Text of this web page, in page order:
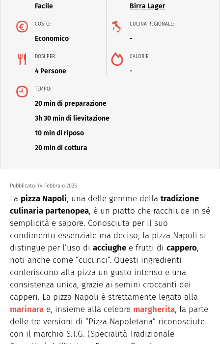
Facile Birra Lager
COSTO:
Economico
CUCINA REGIONALE:
-
DOSI PER:
4 Persone
CALORIE:
-
TEMPO:
20 min di preparazione
3h 30 min di lievitazione
10 min di riposo
20 min di cottura
Pubblicato: 14 Febbraio 2025
La pizza Napoli, una delle gemme della tradizione
culinaria partenopea, è un piatto che racchiude in sé
semplicità e sapore. Conosciuta per il suo
condimento essenziale ma deciso, la pizza Napoli si
distingue per l’uso di acciughe e frutti di cappero,
noti anche come “cucunci”. Questi ingredienti
conferiscono alla pizza un gusto intenso e una
consistenza unica, grazie ai semini croccanti dei
capperi. La pizza Napoli è strettamente legata alla
marinara e, insieme alla celebre margherita, fa parte
delle tre versioni di “Pizza Napoletana” riconosciute
con il marchio S.T.G. (Specialità Tradizionale